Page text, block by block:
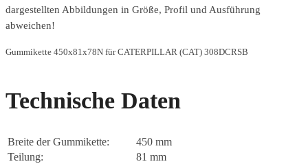
dargestellten Abbildungen in Größe, Profil und Ausführung
abweichen!
Gummikette 450x81x78N für CATERPILLAR (CAT) 308DCRSB
Technische Daten
Breite der Gummikette:
450 mm
Teilung:
81 mm